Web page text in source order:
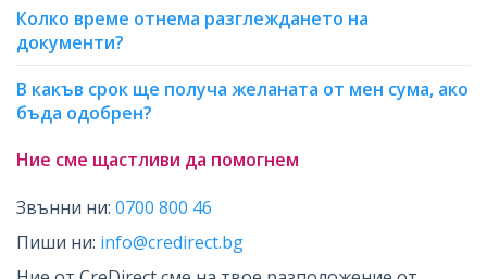
Колко време отнема разглеждането на
документи?
В какъв срок ще получа желаната от мен сума, ако
бъда одобрен?
Ние сме щастливи да помогнем
Звънни ни: 0700 800 46
Пиши ни: info@credirect.bg